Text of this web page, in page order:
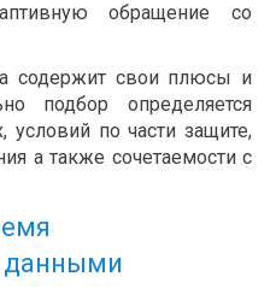
обращение со
содержит свои плюсы и
подбор определяется
по части защите,
а также сочетаемости с
данными